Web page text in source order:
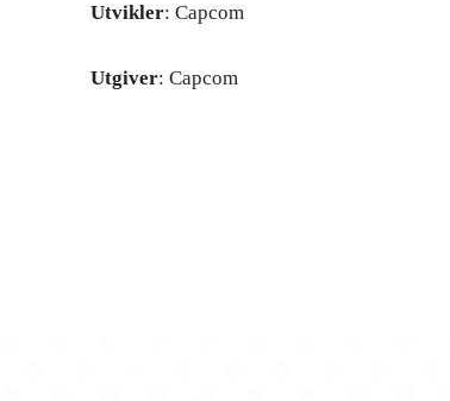
Utvikler: Capcom
Utgiver: Capcom